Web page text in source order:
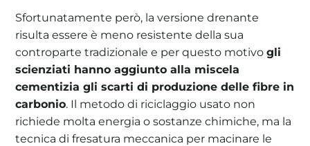
Sfortunatamente però, la versione drenante
risulta essere è meno resistente della sua
controparte tradizionale e per questo motivogli
scienziati hanno aggiunto alla miscela
cementizia gli scarti di produzione delle fibre in
carbonio. Il metodo di riciclaggio usato non
richiede molta energia o sostanze chimiche, ma la
tecnica di fresatura meccanica per macinare le